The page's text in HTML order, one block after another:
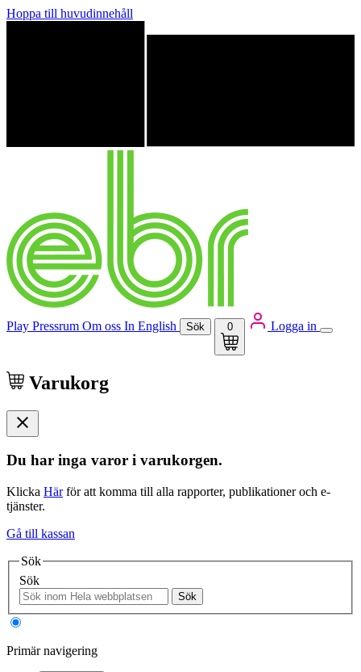
Hoppa till huvudinnehåll
Play Pressrum Om oss In English Sök 0 Logga in
Varukorg
Du har inga varor i varukorgen.
Klicka Härför att komma till alla rapporter, publikationer och e-
tjänster.
Gå till kassan
Sök
Sök
Sök
Primär navigering